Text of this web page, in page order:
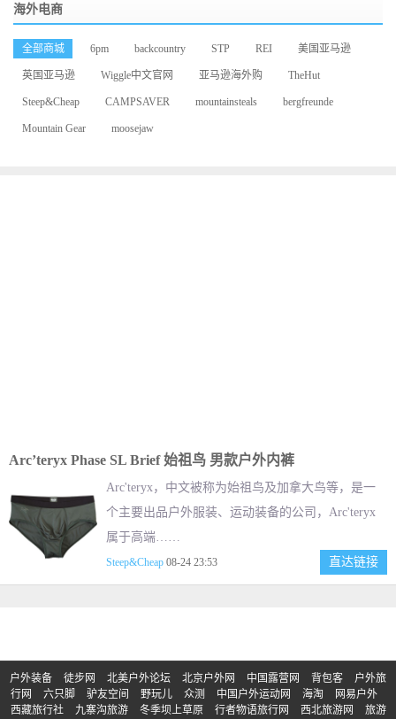
海外电商
全部商城 6pm backcountry STP REI 美国亚马逊
英国亚马逊 Wiggle中文官网 亚马逊海外购 TheHut
Steep&Cheap CAMPSAVER mountainsteals bergfreunde
Mountain Gear moosejaw
Arc’teryx Phase SL Brief 始祖鸟 男款户外内裤
Arc'teryx，中文被称为始祖鸟及加拿大鸟等，是一
个主要出品户外服装、运动装备的公司，Arc'teryx
属于高端……
Steep&Cheap 08-24 23:53 直达链接
户外装备 徒步网 北美户外论坛 北京户外网 中国露营网 背包客
户外旅
行网
六只脚 驴友空间 野玩儿 众测 中国户外运动网 海淘
网易户外
西藏旅行社
九寨沟旅游 冬季坝上草原 行者物语旅行网 西北旅游网 旅游